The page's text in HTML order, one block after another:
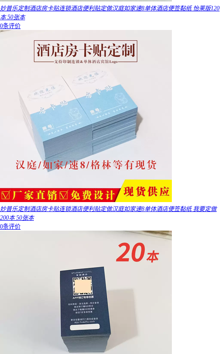
妙普乐定制酒店房卡贴连锁酒店便利贴定做汉庭如家速8单体酒店便签黏纸 怡莱版120
本 50张本
0条评价
妙普乐定制酒店房卡贴连锁酒店便利贴定做汉庭如家速8单体酒店便签黏纸 我要定做
200本 50张本
0条评价